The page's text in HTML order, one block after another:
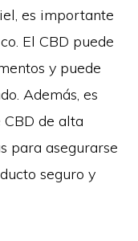
es importante
El CBD puede
y puede
Además, es
de alta
para asegurarse
seguro y